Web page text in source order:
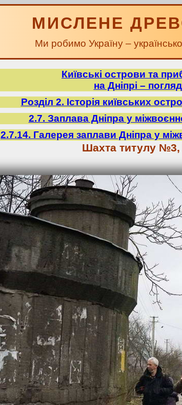
МИСЛЕНЕ
Ми робимо Україну –
Київські острови та
на Дніпрі –
Розділ 2. Історія київських
2.7. Заплава Дніпра у
2.7.14. Галерея заплави Дніпра у
Шахта титулу №3,